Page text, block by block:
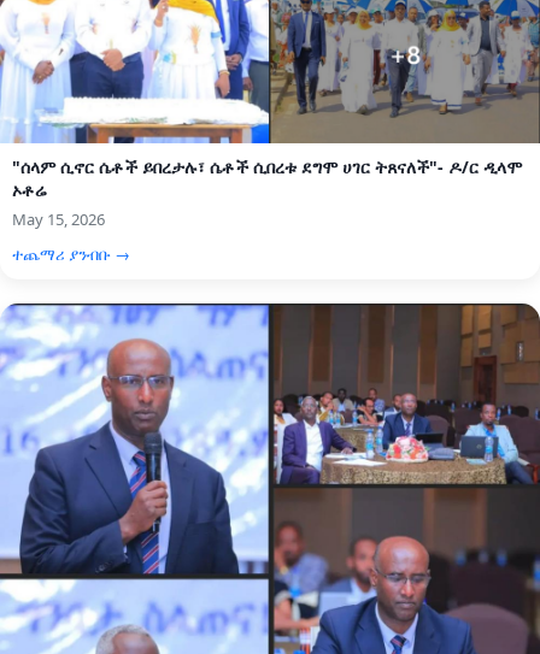
"ሰላም ሲኖር ሴቶች ይበረታሉ፣ ሴቶች ሲበረቱ ደግሞ ሀገር ትጸናለች"- ዶ/ር ዲላሞ
ኦቶሬ
May 15, 2026
ተጨማሪ ያንብቡ →